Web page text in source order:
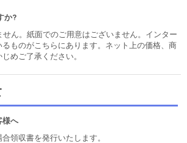
か?
せん。紙面でのご用意はございません。インター
ものがこちらにあります。ネット上の価格、商
めご了承ください。
様へ
領収書を発行いたします。